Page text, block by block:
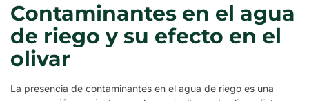
Contaminantes en el agua
de riego y su efecto en el
olivar
La presencia de contaminantes en el agua de riego es una